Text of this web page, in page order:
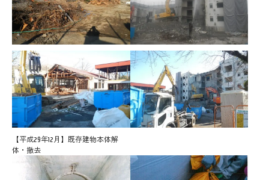
【平成29年12月】既存建物本体解
体・撤去